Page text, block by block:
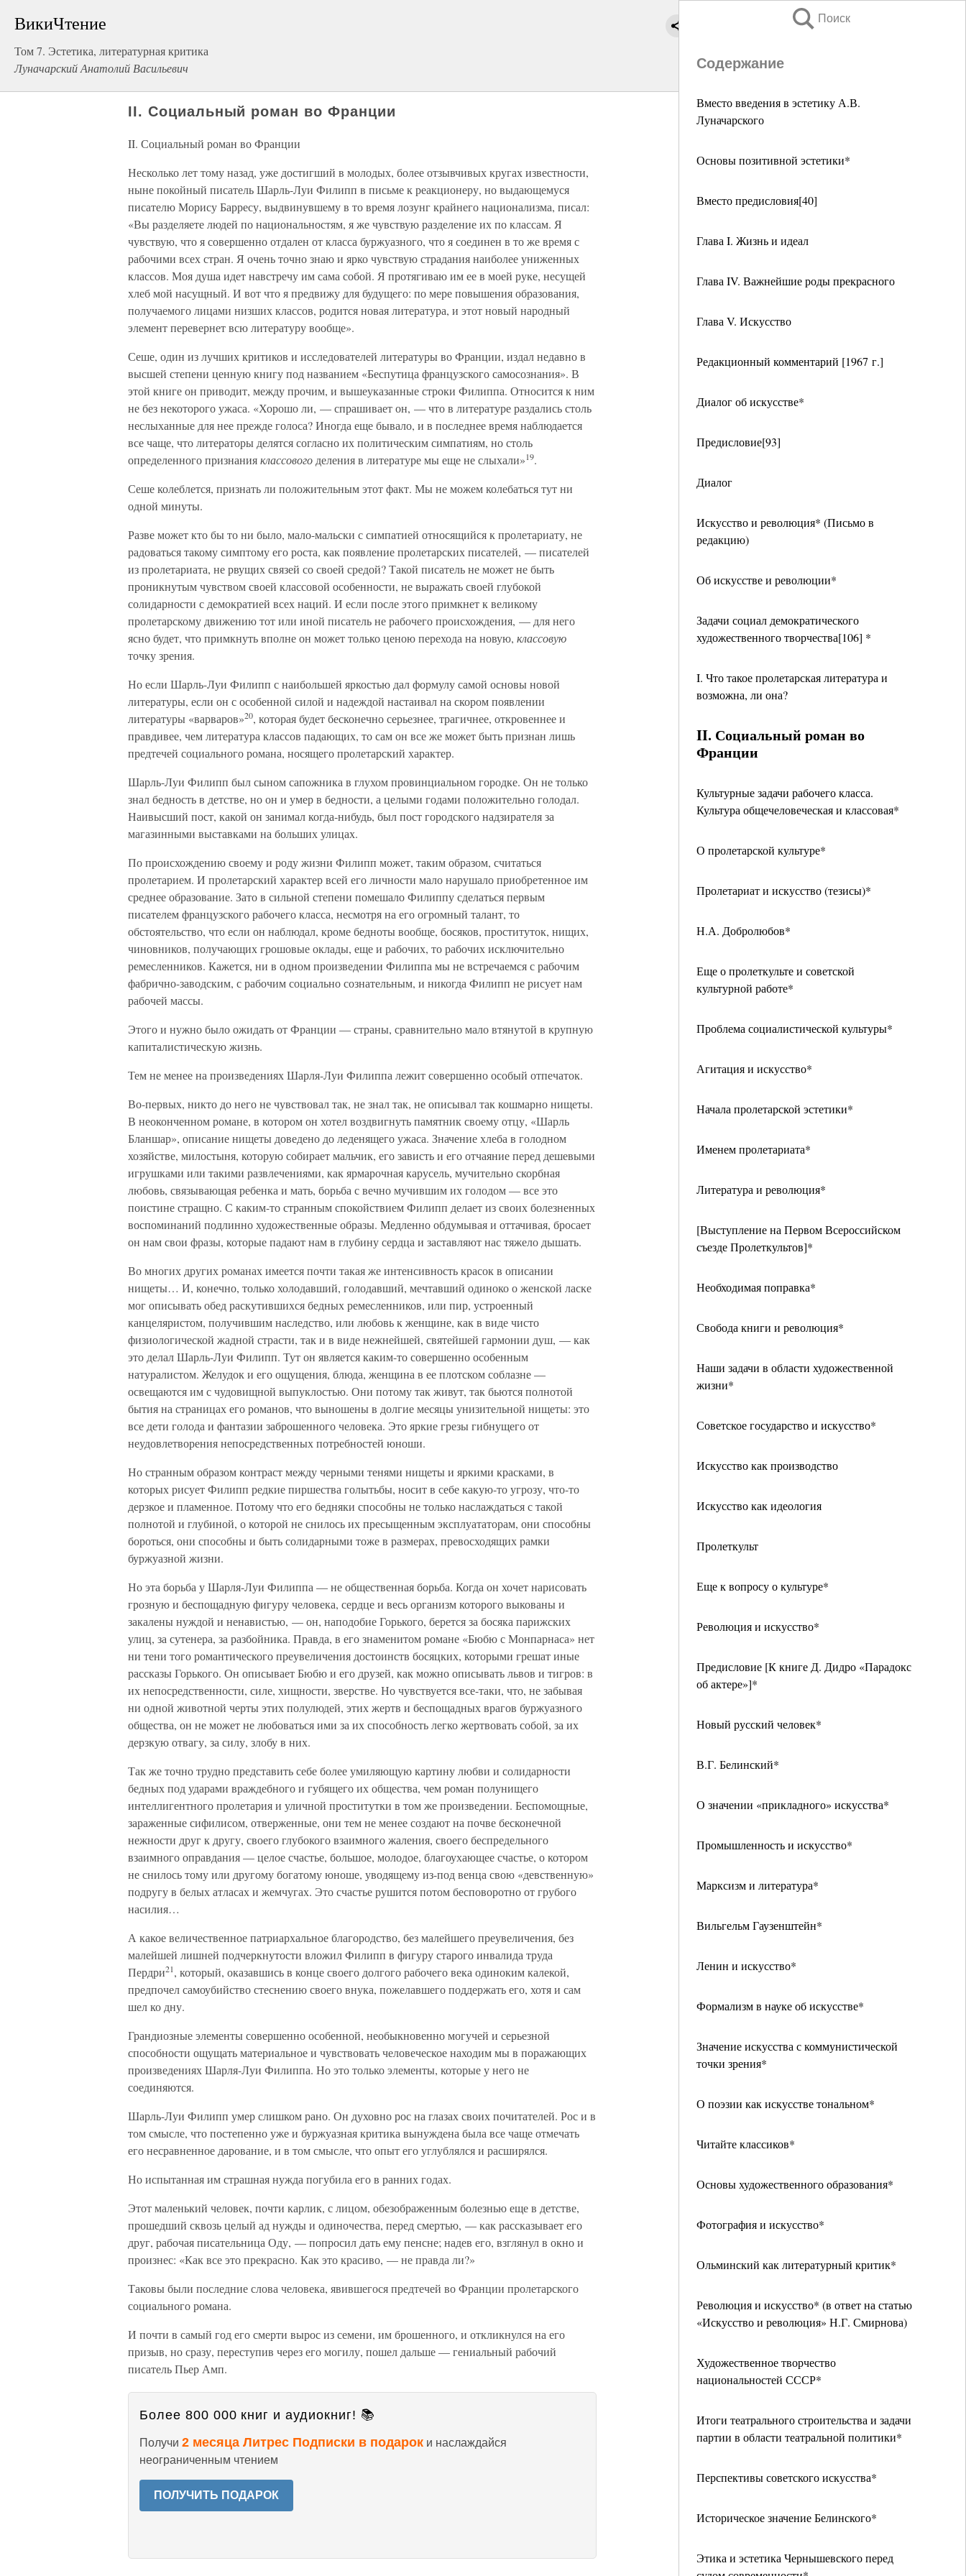
ВикиЧтение
Том 7. Эстетика, литературная критика
Луначарский Анатолий Васильевич
Поиск
Содержание
Вместо введения в эстетику А.В.
Луначарского
Основы позитивной эстетики*
Вместо предисловия[40]
Глава I. Жизнь и идеал
Глава IV. Важнейшие роды прекрасного
Глава V. Искусство
Редакционный комментарий [1967 г.]
Диалог об искусстве*
Предисловие[93]
Диалог
Искусство и революция* (Письмо в
редакцию)
Об искусстве и революции*
Задачи социал демократического
художественного творчества[106] *
I. Что такое пролетарская литература и
возможна, ли она?
II. Социальный роман во
Франции
Культурные задачи рабочего класса.
Культура общечеловеческая и классовая*
О пролетарской культуре*
Пролетариат и искусство (тезисы)*
Н.А. Добролюбов*
Еще о пролеткульте и советской
культурной работе*
Проблема социалистической культуры*
Агитация и искусство*
Начала пролетарской эстетики*
Именем пролетариата*
Литература и революция*
[Выступление на Первом Всероссийском
съезде Пролеткультов]*
Необходимая поправка*
Свобода книги и революция*
Наши задачи в области художественной
жизни*
Советское государство и искусство*
Искусство как производство
Искусство как идеология
Пролеткульт
Еще к вопросу о культуре*
Революция и искусство*
Предисловие [К книге Д. Дидро «Парадокс
об актере»]*
Новый русский человек*
В.Г. Белинский*
О значении «прикладного» искусства*
Промышленность и искусство*
Марксизм и литература*
Вильгельм Гаузенштейн*
Ленин и искусство*
Формализм в науке об искусстве*
Значение искусства с коммунистической
точки зрения*
О поэзии как искусстве тональном*
Читайте классиков*
Основы художественного образования*
Фотография и искусство*
Ольминский как литературный критик*
Революция и искусство* (в ответ на статью
«Искусство и революция» Н.Г. Смирнова)
Художественное творчество
национальностей СССР*
Итоги театрального строительства и задачи
партии в области театральной политики*
Перспективы советского искусства*
Историческое значение Белинского*
Этика и эстетика Чернышевского перед
II. Социальный роман во Франции
II. Социальный роман во Франции
Несколько лет тому назад, уже достигший в молодых, более отзывчивых кругах известности,
ныне покойный писатель Шарль-Луи Филипп в письме к реакционеру, но выдающемуся
писателю Морису Барресу, выдвинувшему в то время лозунг крайнего национализма, писал:
«Вы разделяете людей по национальностям, я же чувствую разделение их по классам. Я
чувствую, что я совершенно отдален от класса буржуазного, что я соединен в то же время с
рабочими всех стран. Я очень точно знаю и ярко чувствую страдания наиболее униженных
классов. Моя душа идет навстречу им сама собой. Я протягиваю им ее в моей руке, несущей
хлеб мой насущный. И вот что я предвижу для будущего: по мере повышения образования,
получаемого лицами низших классов, родится новая литература, и этот новый народный
элемент перевернет всю литературу вообще».
Сеше, один из лучших критиков и исследователей литературы во Франции, издал недавно в
высшей степени ценную книгу под названием «Беспутица французского самосознания». В
этой книге он приводит, между прочим, и вышеуказанные строки Филиппа. Относится к ним
не без некоторого ужаса. «Хорошо ли, — спрашивает он, — что в литературе раздались столь
неслыханные для нее прежде голоса? Иногда еще бывало, и в последнее время наблюдается
все чаще, что литераторы делятся согласно их политическим симпатиям, но столь
определенного признанияклассового деления в литературе мы еще не слыхали»19.
Сеше колеблется, признать ли положительным этот факт. Мы не можем колебаться тут ни
одной минуты.
Разве может кто бы то ни было, мало-мальски с симпатией относящийся к пролетариату, не
радоваться такому симптому его роста, как появление пролетарских писателей, — писателей
из пролетариата, не рвущих связей со своей средой? Такой писатель не может не быть
проникнутым чувством своей классовой особенности, не выражать своей глубокой
солидарности с демократией всех наций. И если после этого примкнет к великому
пролетарскому движению тот или иной писатель не рабочего происхождения, — для него
ясно будет, что примкнуть вполне он может только ценою перехода на новую, классовую
точку зрения.
Но если Шарль-Луи Филипп с наибольшей яркостью дал формулу самой основы новой
литературы, если он с особенной силой и надеждой настаивал на скором появлении
литературы «варваров»20, которая будет бесконечно серьезнее, трагичнее, откровеннее и
правдивее, чем литература классов падающих, то сам он все же может быть признан лишь
предтечей социального романа, носящего пролетарский характер.
Шарль-Луи Филипп был сыном сапожника в глухом провинциальном городке. Он не только
знал бедность в детстве, но он и умер в бедности, а целыми годами положительно голодал.
Наивысший пост, какой он занимал когда-нибудь, был пост городского надзирателя за
магазинными выставками на больших улицах.
По происхождению своему и роду жизни Филипп может, таким образом, считаться
пролетарием. И пролетарский характер всей его личности мало нарушало приобретенное им
среднее образование. Зато в сильной степени помешало Филиппу сделаться первым
писателем французского рабочего класса, несмотря на его огромный талант, то
обстоятельство, что если он наблюдал, кроме бедноты вообще, босяков, проституток, нищих,
чиновников, получающих грошовые оклады, еще и рабочих, то рабочих исключительно
ремесленников. Кажется, ни в одном произведении Филиппа мы не встречаемся с рабочим
фабрично-заводским, с рабочим социально сознательным, и никогда Филипп не рисует нам
рабочей массы.
Этого и нужно было ожидать от Франции — страны, сравнительно мало втянутой в крупную
капиталистическую жизнь.
Тем не менее на произведениях Шарля-Луи Филиппа лежит совершенно особый отпечаток.
Во-первых, никто до него не чувствовал так, не знал так, не описывал так кошмарно нищеты.
В неоконченном романе, в котором он хотел воздвигнуть памятник своему отцу, «Шарль
Бланшар», описание нищеты доведено до леденящего ужаса. Значение хлеба в голодном
хозяйстве, милостыня, которую собирает мальчик, его зависть и его отчаяние перед дешевыми
игрушками или такими развлечениями, как ярмарочная карусель, мучительно скорбная
любовь, связывающая ребенка и мать, борьба с вечно мучившим их голодом — все это
поистине стращно. С каким-то странным спокойствием Филипп делает из своих болезненных
воспоминаний подлинно художественные образы. Медленно обдумывая и оттачивая, бросает
он нам свои фразы, которые падают нам в глубину сердца и заставляют нас тяжело дышать.
Во многих других романах имеется почти такая же интенсивность красок в описании
нищеты… И, конечно, только холодавший, голодавший, мечтавший одиноко о женской ласке
мог описывать обед раскутившихся бедных ремесленников, или пир, устроенный
канцеляристом, получившим наследство, или любовь к женщине, как в виде чисто
физиологической жадной страсти, так и в виде нежнейшей, святейшей гармонии душ, — как
это делал Шарль-Луи Филипп. Тут он является каким-то совершенно особенным
натуралистом. Желудок и его ощущения, блюда, женщина в ее плотском соблазне —
освещаются им с чудовищной выпуклостью. Они потому так живут, так бьются полнотой
бытия на страницах его романов, что выношены в долгие месяцы унизительной нищеты: это
все дети голода и фантазии заброшенного человека. Это яркие грезы гибнущего от
неудовлетворения непосредственных потребностей юноши.
Но странным образом контраст между черными тенями нищеты и яркими красками, в
которых рисует Филипп редкие пиршества голытьбы, носит в себе какую-то угрозу, что-то
дерзкое и пламенное. Потому что его бедняки способны не только наслаждаться с такой
полнотой и глубиной, о которой не снилось их пресыщенным эксплуататорам, они способны
бороться, они способны и быть солидарными тоже в размерах, превосходящих рамки
буржуазной жизни.
Но эта борьба у Шарля-Луи Филиппа — не общественная борьба. Когда он хочет нарисовать
грозную и беспощадную фигуру человека, сердце и весь организм которого выкованы и
закалены нуждой и ненавистью, — он, наподобие Горького, берется за босяка парижских
улиц, за сутенера, за разбойника. Правда, в его знаменитом романе «Бюбю с Монпарнаса» нет
ни тени того романтического преувеличения достоинств босяцких, которыми грешат иные
рассказы Горького. Он описывает Бюбю и его друзей, как можно описывать львов и тигров: в
их непосредственности, силе, хищности, зверстве. Но чувствуется все-таки, что, не забывая
ни одной животной черты этих полулюдей, этих жертв и беспощадных врагов буржуазного
общества, он не может не любоваться ими за их способность легко жертвовать собой, за их
дерзкую отвагу, за силу, злобу в них.
Так же точно трудно представить себе более умиляющую картину любви и солидарности
бедных под ударами враждебного и губящего их общества, чем роман полунищего
интеллигентного пролетария и уличной проститутки в том же произведении. Беспомощные,
зараженные сифилисом, отверженные, они тем не менее создают на почве бесконечной
нежности друг к другу, своего глубокого взаимного жаления, своего беспредельного
взаимного оправдания — целое счастье, большое, молодое, благоухающее счастье, о котором
не снилось тому или другому богатому юноше, уводящему из-под венца свою «девственную»
подругу в белых атласах и жемчугах. Это счастье рушится потом бесповоротно от грубого
насилия…
А какое величественное патриархальное благородство, без малейшего преувеличения, без
малейшей лишней подчеркнутости вложил Филипп в фигуру старого инвалида труда
Пердри21, который, оказавшись в конце своего долгого рабочего века одиноким калекой,
предпочел самоубийство стеснению своего внука, пожелавшего поддержать его, хотя и сам
шел ко дну.
Грандиозные элементы совершенно особенной, необыкновенно могучей и серьезной
способности ощущать материальное и чувствовать человеческое находим мы в поражающих
произведениях Шарля-Луи Филиппа. Но это только элементы, которые у него не
соединяются.
Шарль-Луи Филипп умер слишком рано. Он духовно рос на глазах своих почитателей. Рос и в
том смысле, что постепенно уже и буржуазная критика вынуждена была все чаще отмечать
его несравненное дарование, и в том смысле, что опыт его углублялся и расширялся.
Но испытанная им страшная нужда погубила его в ранних годах.
Этот маленький человек, почти карлик, с лицом, обезображенным болезнью еще в детстве,
прошедший сквозь целый ад нужды и одиночества, перед смертью, — как рассказывает его
друг, рабочая писательница Оду, — попросил дать ему пенсне; надев его, взглянул в окно и
произнес: «Как все это прекрасно. Как это красиво, — не правда ли?»
Таковы были последние слова человека, явившегося предтечей во Франции пролетарского
социального романа.
И почти в самый год его смерти вырос из семени, им брошенного, и откликнулся на его
призыв, но сразу, переступив через его могилу, пошел дальше — гениальный рабочий
писатель Пьер Амп.
Более 800 000 книг и аудиокниг! 📚
Получи 2 месяца Литрес Подписки в подарок и наслаждайся
неограниченным чтением
ПОЛУЧИТЬ ПОДАРОК